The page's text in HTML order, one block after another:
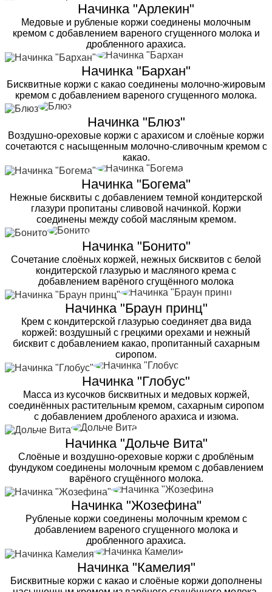
Начинка "Арлекин"
Медовые и рубленые коржи соединены молочным
кремом с добавлением вареного сгущенного молока и
дробленного арахиса.
Начинка "Бархан"
Бисквитные коржи с какао соединены молочно-жировым
кремом с добавлением вареного сгущенного молока.
Начинка "Блюз"
Воздушно-ореховые коржи с арахисом и слоёные коржи
сочетаются с насыщенным молочно-сливочным кремом с
какао.
Начинка "Богема"
Нежные бисквиты с добавлением темной кондитерской
глазури пропитаны сливовой начинкой. Коржи
соединены между собой масляным кремом.
Начинка "Бонито"
Сочетание слоёных коржей, нежных бисквитов с белой
кондитерской глазурью и масляного крема с
добавлением варёного сгущённого молока
Начинка "Браун принц"
Крем с кондитерской глазурью соединяет два вида
коржей: воздушный с грецкими орехами и нежный
бисквит с добавлением какао, пропитанный сахарным
сиропом.
Начинка "Глобус"
Масса из кусочков бисквитных и медовых коржей,
соединённых растительным кремом, сахарным сиропом
с добавлением дробленого арахиса и изюма.
Начинка "Дольче Вита"
Слоёные и воздушно-ореховые коржи с дроблёным
фундуком соединены молочным кремом с добавлением
варёного сгущённого молока.
Начинка "Жозефина"
Рубленые коржи соединены молочным кремом с
добавлением вареного сгущенного молока и
дробленного арахиса.
Начинка "Камелия"
Бисквитные коржи с какао и слоёные коржи дополнены